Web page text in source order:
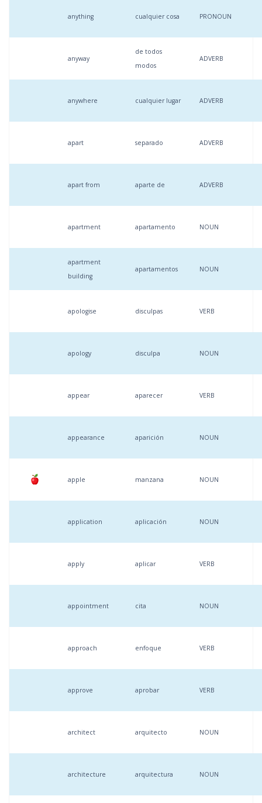
anything cualquier cosa PRONOUN
anyway
de todos
modos
ADVERB
anywhere cualquier lugar ADVERB
apart separado ADVERB
apart from aparte de ADVERB
apartment apartamento NOUN
apartment
building
apartamentos NOUN
apologise disculpas VERB
apology disculpa NOUN
appear aparecer VERB
appearance aparición NOUN
apple manzana NOUN
application aplicación NOUN
apply aplicar VERB
appointment cita NOUN
approach enfoque VERB
approve aprobar VERB
architect arquitecto NOUN
architecture arquitectura NOUN